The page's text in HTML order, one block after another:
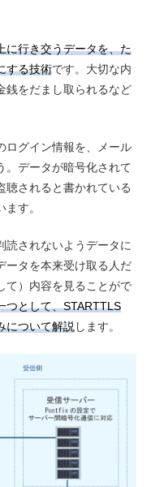
に行き交うデータを、た
する技術です。大切な内
銭をだまし取られるなど
ログイン情報を、メール
。データが暗号化されて
聴されると書かれている
す。
読されないようデータに
ータを本来受け取る人だ
て）内容を見ることがで
つとして、STARTTLS
について解説します。